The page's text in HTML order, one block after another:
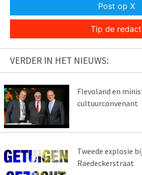
Post op X
Tip de
VERDER IN HET NIEUWS:
Flevoland en
cultuurconvenant
Tweede explosie
Raedeckerstraat